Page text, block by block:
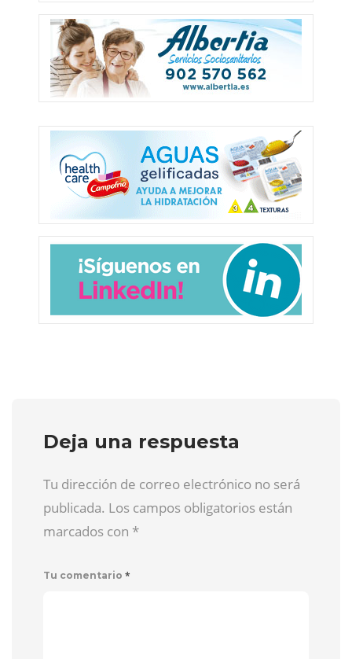
Deja una respuesta
Tu dirección de correo electrónico no será
publicada. Los campos obligatorios están
marcados con *
Tu comentario *